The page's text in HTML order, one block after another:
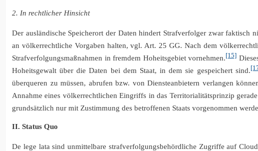
2. In rechtlicher Hinsicht
Der ausländische Speicherort der Daten hindert Strafverfolger zwar faktisch
an völkerrechtliche Vorgaben halten, vgl. Art. 25 GG. Nach dem
Strafverfolgungsmaßnahmen in fremdem Hoheitsgebiet vornehmen.[15]
Hoheitsgewalt über die Daten bei dem Staat, in dem sie gespeichert sind.
überqueren zu müssen, abrufen bzw. von Diensteanbietern verlangen
Annahme eines völkerrechtlichen Eingriffs in das Territorialitätsprinzip
grundsätzlich nur mit Zustimmung des betroffenen Staats vorgenommen
II. Status Quo
De lege lata sind unmittelbare strafverfolgungsbehördliche Zugriffe auf